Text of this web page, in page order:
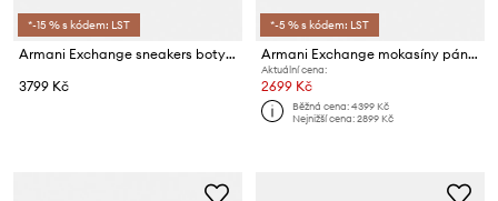
*-15 % s kódem: LST
Armani Exchange sneakers boty pánské
3799 Kč
*-5 % s kódem: LST
Armani Exchange mokasíny pánské semišové
Aktuální cena:
2699 Kč
Běžná cena:4399 Kč
Nejnižší cena:2899 Kč